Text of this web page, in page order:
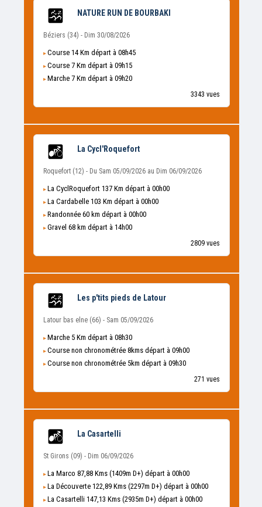
NATURE RUN DE BOURBAKI
Béziers (34) - Dim 30/08/2026
Course 14 Km départ à 08h45
Course 7 Km départ à 09h15
Marche 7 Km départ à 09h20
3343 vues
La Cycl'Roquefort
Roquefort (12) - Du Sam 05/09/2026 au Dim 06/09/2026
La CyclRoquefort 137 Km départ à 00h00
La Cardabelle 103 Km départ à 00h00
Randonnée 60 km départ à 00h00
Gravel 68 km départ à 14h00
2809 vues
Les p'tits pieds de Latour
Latour bas elne (66) - Sam 05/09/2026
Marche 5 Km départ à 08h30
Course non chronométrée 8kms départ à 09h00
Course non chronométrée 5km départ à 09h30
271 vues
La Casartelli
St Girons (09) - Dim 06/09/2026
La Marco 87,88 Kms (1409m D+) départ à 00h00
La Découverte 122,89 Kms (2297m D+) départ à 00h00
La Casartelli 147,13 Kms (2935m D+) départ à 00h00